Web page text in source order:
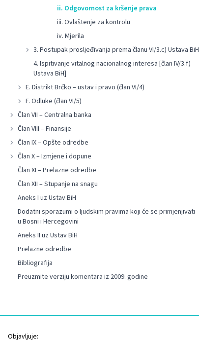
ii. Odgovornost za kršenje prava
iii. Ovlaštenje za kontrolu
iv. Mjerila
3. Postupak prosljeđivanja prema članu VI/3.c) Ustava BiH
4. Ispitivanje vitalnog nacionalnog interesa [član IV/3.f)
Ustava BiH]
E. Distrikt Brčko – ustav i pravo (član VI/4)
F. Odluke (član VI/5)
Član VII – Centralna banka
Član VIII – Finansije
Član IX – Opšte odredbe
Član X – Izmjene i dopune
Član XI – Prelazne odredbe
Član XII – Stupanje na snagu
Aneks I uz Ustav BiH
Dodatni sporazumi o ljudskim pravima koji će se primjenjivati
u Bosni i Hercegovini
Aneks II uz Ustav BiH
Prelazne odredbe
Bibliografija
Preuzmite verziju komentara iz 2009. godine
Objavljuje: